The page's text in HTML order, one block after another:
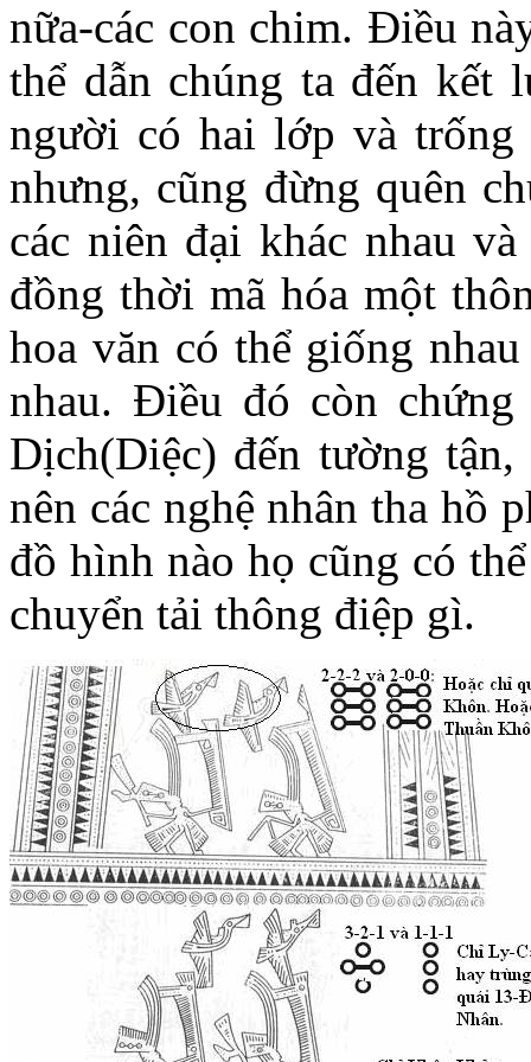
nữa-các con chim. Điều
thể dẫn chúng ta đến kết
người có hai lớp và
nhưng, cũng đừng quên
các niên đại khác nhau
đồng thời mã hóa một
hoa văn có thể giống
nhau. Điều đó còn
Dịch(Diệc) đến tường
nên các nghệ nhân tha hồ
đồ hình nào họ cũng có
chuyển tải thông điệp gì.